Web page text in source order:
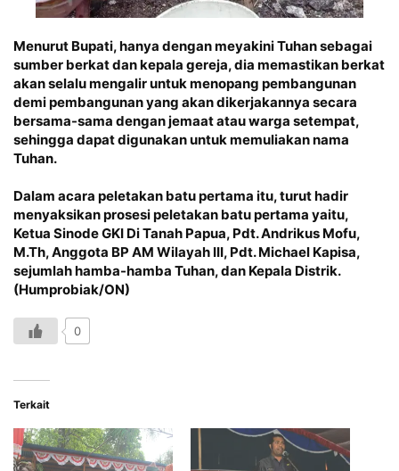
Menurut Bupati, hanya dengan meyakini Tuhan sebagai
sumber berkat dan kepala gereja, dia memastikan berkat
akan selalu mengalir untuk menopang pembangunan
demi pembangunan yang akan dikerjakannya secara
bersama-sama dengan jemaat atau warga setempat,
sehingga dapat digunakan untuk memuliakan nama
Tuhan.
Dalam acara peletakan batu pertama itu, turut hadir
menyaksikan prosesi peletakan batu pertama yaitu,
Ketua Sinode GKI Di Tanah Papua, Pdt. Andrikus Mofu,
M.Th, Anggota BP AM Wilayah III, Pdt. Michael Kapisa,
sejumlah hamba-hamba Tuhan, dan Kepala Distrik.
(Humprobiak/ON)
0
Terkait